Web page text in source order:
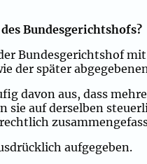
Bundesgerichtshofs?
Bundesgerichtshof
der später
davon aus, dass
sie auf derselben
aufgegeben.